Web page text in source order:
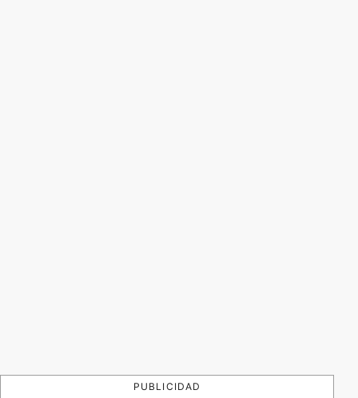
PUBLICIDAD